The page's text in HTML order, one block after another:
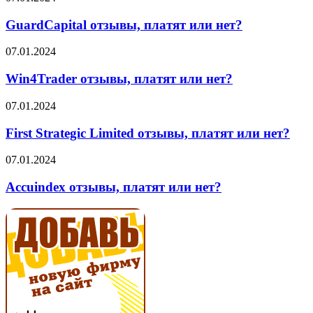
платят
или
нет?
GuardCapital отзывы, платят или нет?
Win4Trader
платят
или
нет?
07.01.2024
Win4Trader отзывы, платят или нет?
First
Limited
отзывы,
платят
нет?
07.01.2024
First Strategic Limited отзывы, платят или нет?
Accuindex
платят
или
нет?
07.01.2024
Accuindex отзывы, платят или нет?